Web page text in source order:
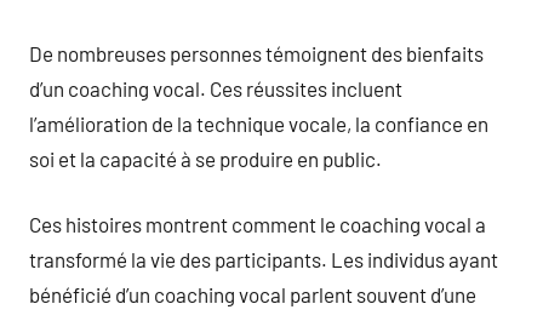
De nombreuses personnes témoignent des bienfaits
d’un coaching vocal. Ces réussites incluent
l’amélioration de la technique vocale, la confiance en
soi et la capacité à se produire en public.
Ces histoires montrent comment le coaching vocal a
transformé la vie des participants. Les individus ayant
bénéficié d’un coaching vocal parlent souvent d’une